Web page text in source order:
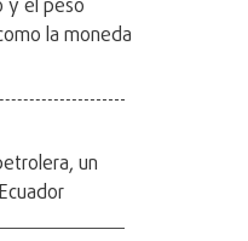
y el peso
la moneda
un